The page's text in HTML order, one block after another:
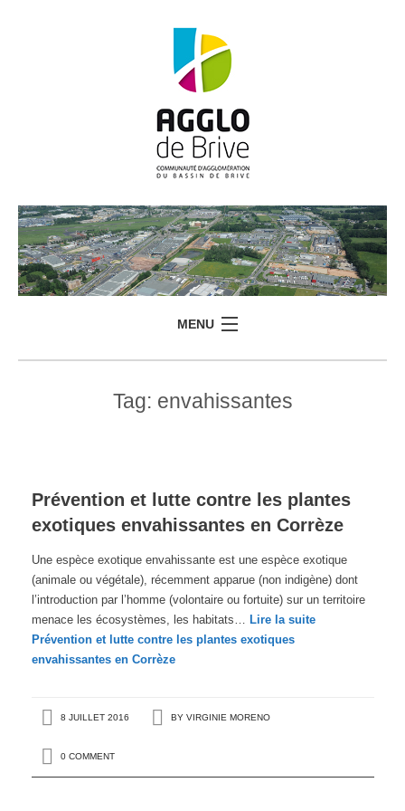
MENU
Tag: envahissantes
Prévention et lutte contre les plantes
exotiques envahissantes en Corrèze
Une espèce exotique envahissante est une espèce exotique
(animale ou végétale), récemment apparue (non indigène) dont
l’introduction par l’homme (volontaire ou fortuite) sur un territoire
menace les écosystèmes, les habitats… Lire la suite
Prévention et lutte contre les plantes exotiques
envahissantes en Corrèze
8 JUILLET 2016 BY VIRGINIE MORENO
0 COMMENT